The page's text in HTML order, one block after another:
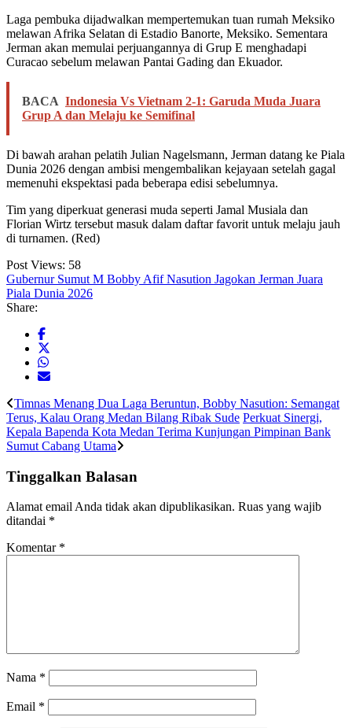
Laga pembuka dijadwalkan mempertemukan tuan rumah Meksiko
melawan Afrika Selatan di Estadio Banorte, Meksiko. Sementara
Jerman akan memulai perjuangannya di Grup E menghadapi
Curacao sebelum melawan Pantai Gading dan Ekuador.
BACA Indonesia Vs Vietnam 2-1: Garuda Muda Juara
Grup A dan Melaju ke Semifinal
Di bawah arahan pelatih Julian Nagelsmann, Jerman datang ke Piala
Dunia 2026 dengan ambisi mengembalikan kejayaan setelah gagal
memenuhi ekspektasi pada beberapa edisi sebelumnya.
Tim yang diperkuat generasi muda seperti Jamal Musiala dan
Florian Wirtz tersebut masuk dalam daftar favorit untuk melaju jauh
di turnamen. (Red)
Post Views: 58
Gubernur Sumut M Bobby Afif Nasution Jagokan Jerman Juara
Piala Dunia 2026
Share:
Timnas Menang Dua Laga Beruntun, Bobby Nasution: Semangat
Terus, Kalau Orang Medan Bilang Ribak Sude Perkuat Sinergi,
Kepala Bapenda Kota Medan Terima Kunjungan Pimpinan Bank
Sumut Cabang Utama
Tinggalkan Balasan
Alamat email Anda tidak akan dipublikasikan. Ruas yang wajib
ditandai *
Komentar *
Nama *
Email *